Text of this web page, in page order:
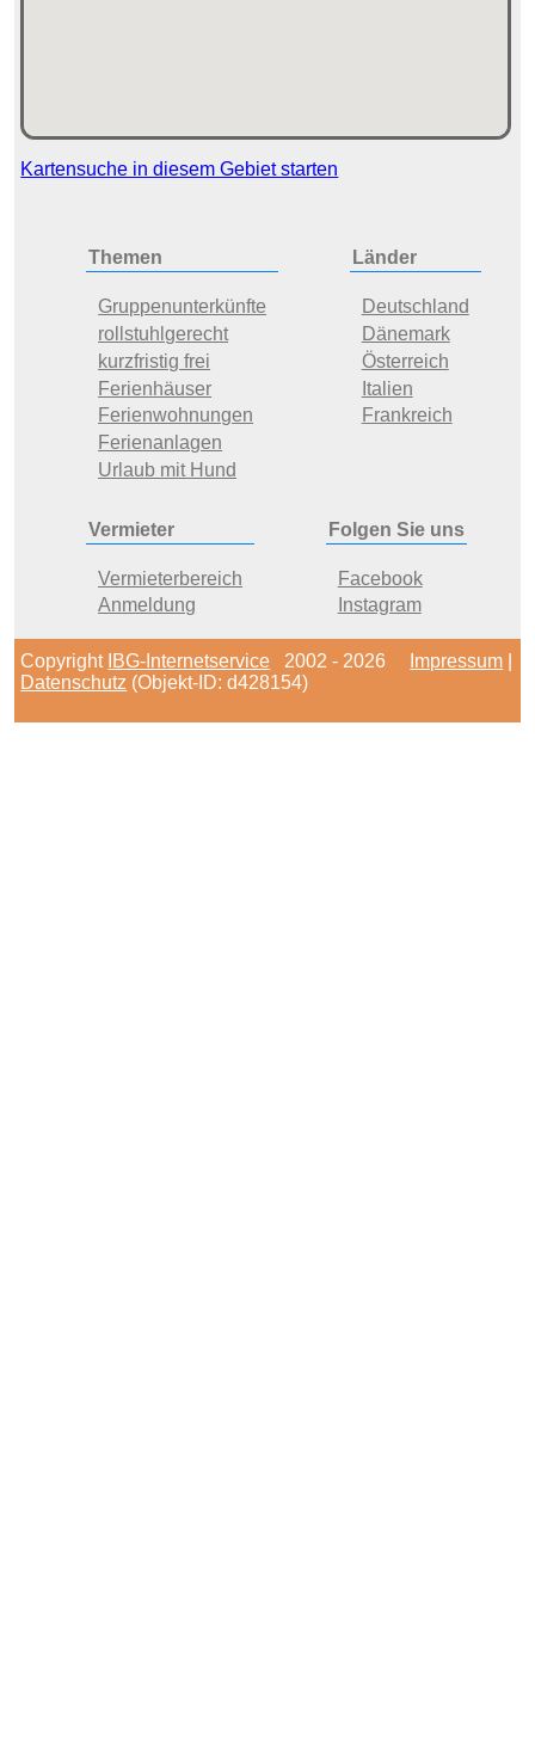
Kartensuche in diesem Gebiet starten
Themen
Gruppenunterkünfte
rollstuhlgerecht
kurzfristig frei
Ferienhäuser
Ferienwohnungen
Ferienanlagen
Urlaub mit Hund
Länder
Deutschland
Dänemark
Österreich
Italien
Frankreich
Vermieter
Vermieterbereich
Anmeldung
Folgen Sie uns
Facebook
Instagram
Copyright IBG-Internetservice 2002 - 2026 Impressum
Datenschutz (Objekt-ID: d428154)